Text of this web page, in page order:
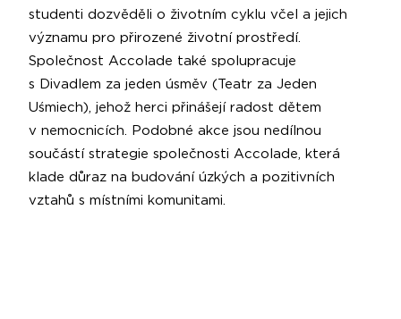
studenti dozvěděli o životním cyklu včel a jejich
významu pro přirozené životní prostředí.
Společnost Accolade také spolupracuje
s Divadlem za jeden úsměv (Teatr za Jeden
Uśmiech), jehož herci přinášejí radost dětem
v nemocnicích. Podobné akce jsou nedílnou
součástí strategie společnosti Accolade, která
klade důraz na budování úzkých a pozitivních
vztahů s místními komunitami.